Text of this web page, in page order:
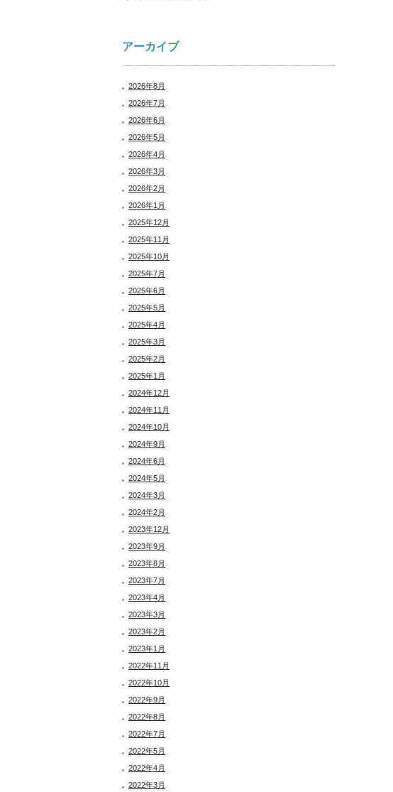
アーカイブ
2026年8月
2026年7月
2026年6月
2026年5月
2026年4月
2026年3月
2026年2月
2026年1月
2025年12月
2025年11月
2025年10月
2025年7月
2025年6月
2025年5月
2025年4月
2025年3月
2025年2月
2025年1月
2024年12月
2024年11月
2024年10月
2024年9月
2024年6月
2024年5月
2024年3月
2024年2月
2023年12月
2023年9月
2023年8月
2023年7月
2023年4月
2023年3月
2023年2月
2023年1月
2022年11月
2022年10月
2022年9月
2022年8月
2022年7月
2022年5月
2022年4月
2022年3月